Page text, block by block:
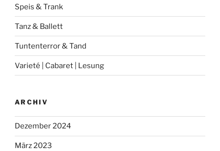
Speis & Trank
Tanz & Ballett
Tuntenterror & Tand
Varieté | Cabaret | Lesung
ARCHIV
Dezember 2024
März 2023